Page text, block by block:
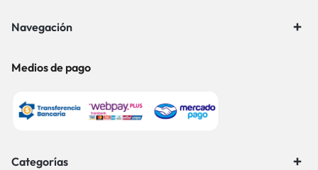
Navegación
Medios de pago
Categorías